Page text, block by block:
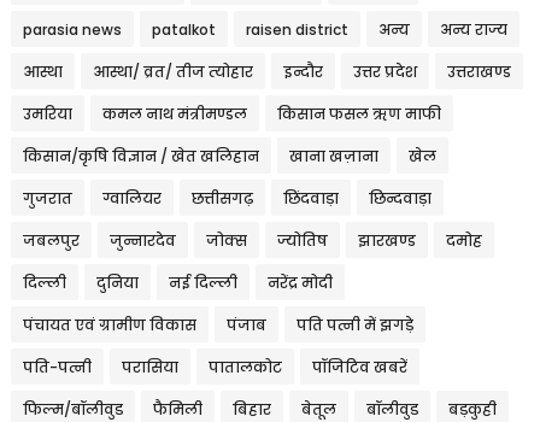
parasia news patalkot raisen district अन्य अन्य राज्य
आस्था आस्था/ व्रत/ तीज त्‍योहार इन्दौर उत्तर प्रदेश उत्तराखण्ड
उमरिया कमल नाथ मंत्रीमण्डल किसान फसल ऋण माफी
किसान/कृषि विज्ञान / खेत खलिहान खाना खज़ाना खेल
गुजरात ग्वालियर छत्तीसगढ़ छिंदवाड़ा छिन्दवाड़ा
जबलपुर जुन्नारदेव जोक्स ज्योतिष झारखण्ड दमोह
दिल्ली दुनिया नई दिल्ली नरेंद्र मोदी
पंचायत एवं ग्रामीण विकास पंजाब पति पत्नी में झगड़े
पति-पत्नी परासिया पातालकोट पॉजिटिव खबरें
फिल्म/बॉलीवुड फैमिली बिहार बेतूल बॉलीवुड बड़कुही